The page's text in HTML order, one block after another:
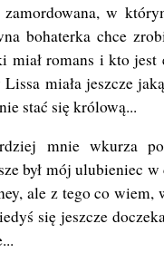
w
bohaterka chce
miał romans i kto
miała jeszcze
stać się królową...
mnie wkurza
był mój ulubieniec
ale z tego co
się jeszcze